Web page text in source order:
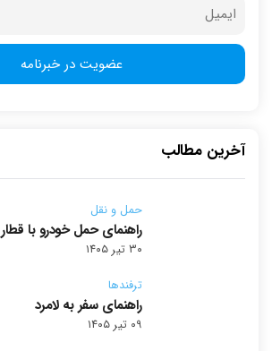
آخرین مطالب
حمل و نقل
راهنمای حمل خودرو با قطار ۱۴۰۵
۳۰ تیر ۱۴۰۵
ترفندها
راهنمای سفر به لامرد
۰۹ تیر ۱۴۰۵